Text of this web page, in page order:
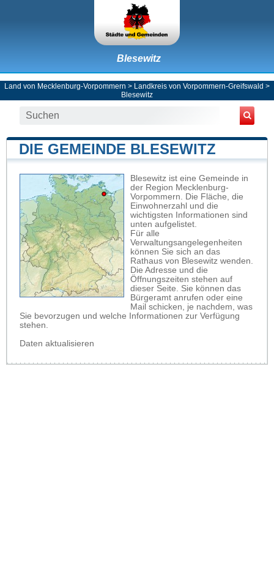
Blesewitz
Land von Mecklenburg-Vorpommern > Landkreis von Vorpommern-Greifswald >
Blesewitz
DIE GEMEINDE BLESEWITZ
Blesewitz ist eine Gemeinde in
der Region Mecklenburg-
Vorpommern. Die Fläche, die
Einwohnerzahl und die
wichtigsten Informationen sind
unten aufgelistet.
Für alle
Verwaltungsangelegenheiten
können Sie sich an das
Rathaus von Blesewitz wenden.
Die Adresse und die
Öffnungszeiten stehen auf
dieser Seite. Sie können das
Bürgeramt anrufen oder eine
Mail schicken, je nachdem, was
Sie bevorzugen und welche Informationen zur Verfügung
stehen.
Daten aktualisieren